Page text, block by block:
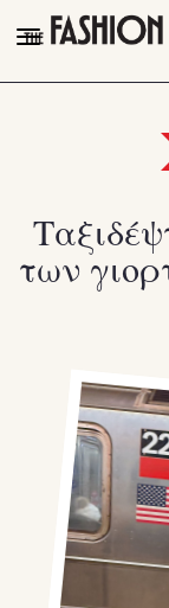
THE
TALK OF
PLEASURES
Facebook
Instagram
Youtube
TikTok
X(Twitter)
των